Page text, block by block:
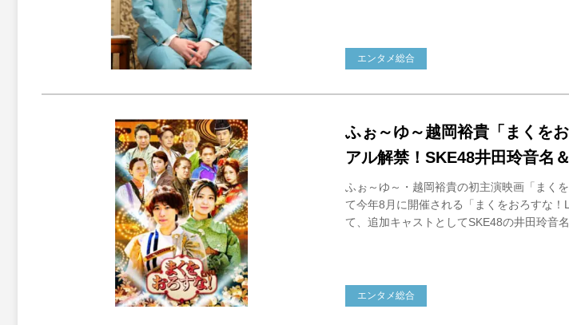
エンタメ総合
ふぉ～ゆ～越岡裕貴「まくを
アル解禁！SKE48井田玲音名
ふぉ～ゆ～・越岡裕貴の初主演映画「まく
て今年8月に開催される「まくをおろすな
て、追加キャストとしてSKE48の井田玲音
エンタメ総合